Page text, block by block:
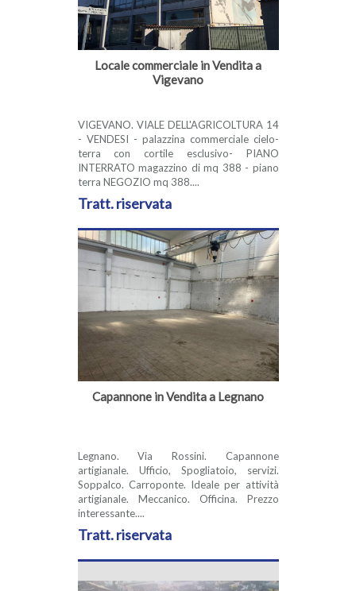
Locale commerciale in Vendita a
Vigevano
VIGEVANO. VIALE DELL'AGRICOLTURA 14
- VENDESI - palazzina commerciale cielo-
terra con cortile esclusivo- PIANO
INTERRATO magazzino di mq 388 - piano
terra NEGOZIO mq 388....
Tratt. riservata
Capannone in Vendita a Legnano
Legnano. Via Rossini. Capannone
artigianale. Ufficio, Spogliatoio, servizi.
Soppalco. Carroponte. Ideale per attività
artigianale. Meccanico. Officina. Prezzo
interessante....
Tratt. riservata